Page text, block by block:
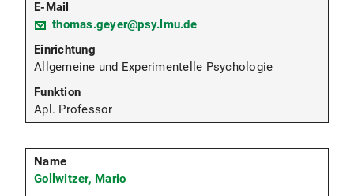
thomas.geyer@psy.lmu.de
Allgemeine und Experimentelle Psychologie
Apl. Professor
Gollwitzer, Mario